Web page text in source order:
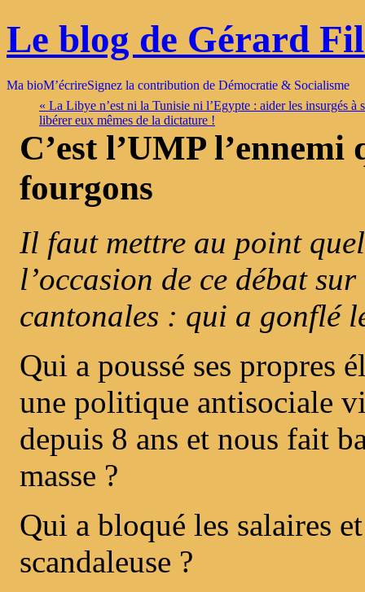
Le blog de Gérard
Ma bioM’écrireSignez la contribution de Démocratie & Socialisme
« La Libye n’est ni la Tunisie ni l’Egypte : aider les insurgés à
libérer eux mêmes de la dictature !
C’est l’UMP l’ennemi
fourgons
Il faut mettre au point
l’occasion de ce débat
cantonales : qui a gonflé
Qui a poussé ses propres
une politique antisociale
depuis 8 ans et nous fait
masse ?
Qui a bloqué les salaires
scandaleuse ?